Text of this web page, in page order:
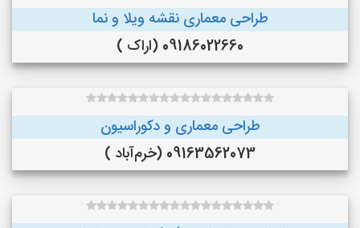
طراحی معماری نقشه ویلا و نما
09186022660 (اراک )
طراحی معماری و دکوراسیون
09163562073 (خرم‌آباد )